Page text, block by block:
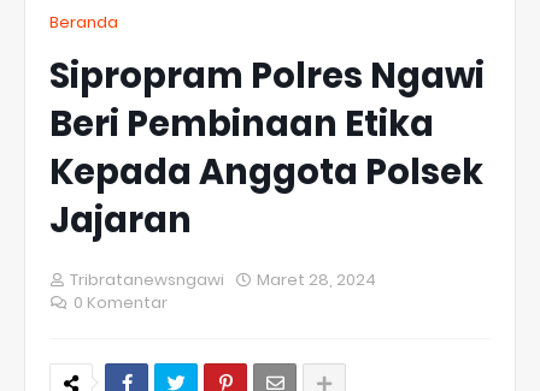
Beranda
Sipropram Polres Ngawi
Beri Pembinaan Etika
Kepada Anggota Polsek
Jajaran
Tribratanewsngawi
Maret 28, 2024
0 Komentar